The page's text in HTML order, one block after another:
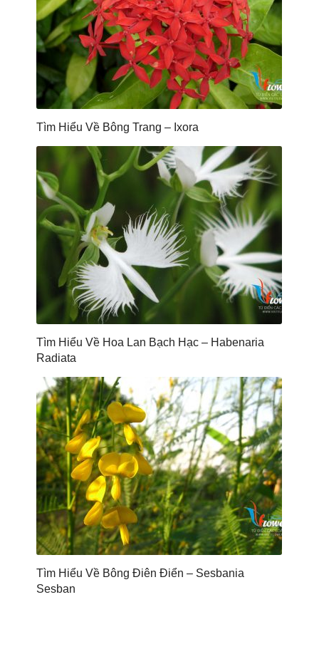
Tìm Hiểu Về Bông Trang – Ixora
Tìm Hiểu Về Hoa Lan Bạch Hạc – Habenaria
Radiata
Tìm Hiểu Về Bông Điên Điển – Sesbania
Sesban